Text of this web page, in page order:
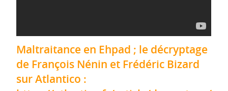
Maltraitance en Ehpad ; le décryptage
de François Nénin et Frédéric Bizard
sur Atlantico :